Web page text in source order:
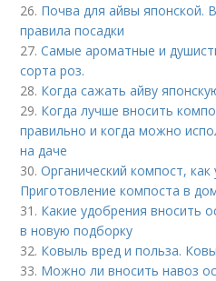
26. Почва для айвы японской.
правила посадки
27.Самые ароматные и
сорта роз.
28. Когда сажать айву
29. Когда лучше вносить
правильно и когда можно
на даче
30.Органический компост,
Приготовление компоста в
31. Какие удобрения вносить
в новую подборку
32. Ковыль вред и польза.
33. Можно ли вносить навоз